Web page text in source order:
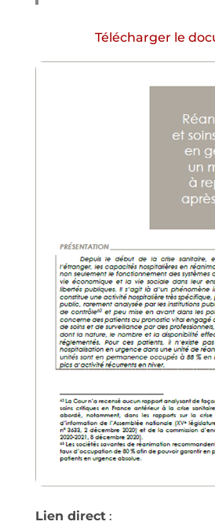
Télécharger le
Lien direct: